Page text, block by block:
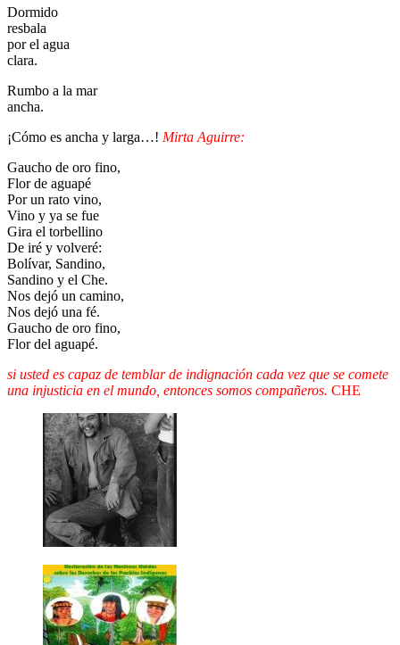
Dormido
resbala
por el agua
clara.
Rumbo a la mar
ancha.
¡Cómo es ancha y larga…! Mirta Aguirre:
Gaucho de oro fino,
Flor de aguapé
Por un rato vino,
Vino y ya se fue
Gira el torbellino
De iré y volveré:
Bolívar, Sandino,
Sandino y el Che.
Nos dejó un camino,
Nos dejó una fé.
Gaucho de oro fino,
Flor del aguapé.
si usted es capaz de temblar de indignación cada vez que se comete
una injusticia en el mundo, entonces somos compañeros. CHE